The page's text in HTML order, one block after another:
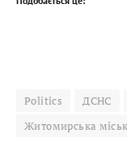
Politics ДСНС
Житомирська